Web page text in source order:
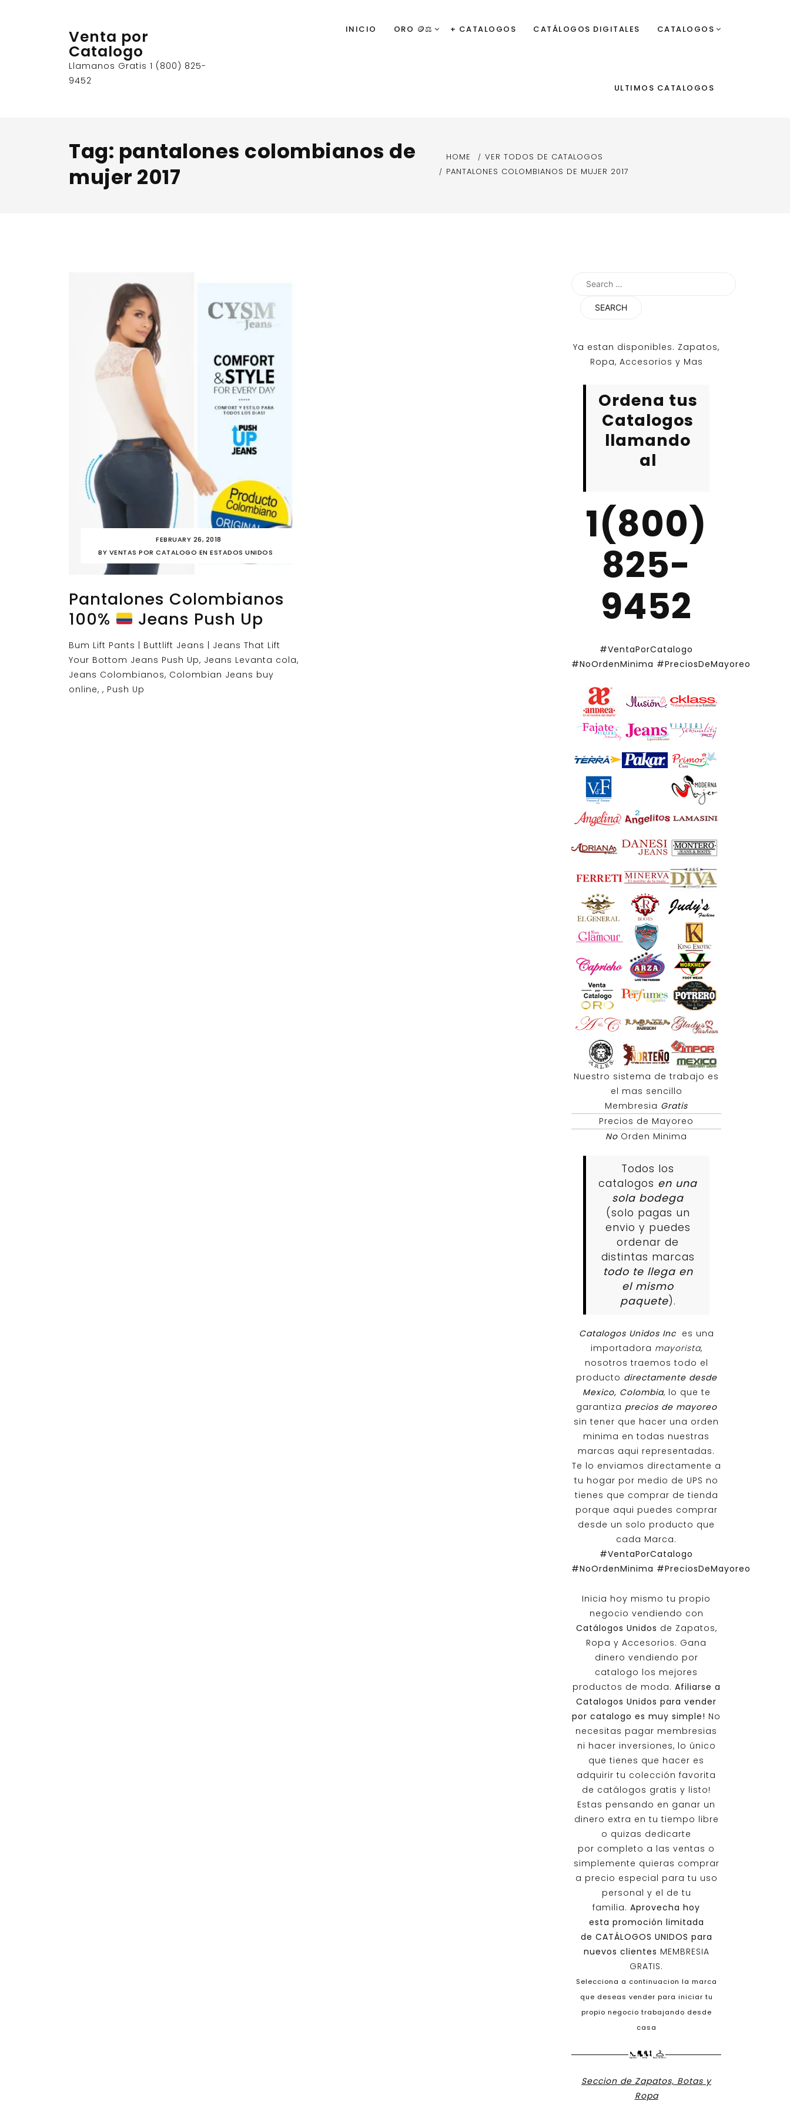
Venta por
Catalogo
Llamanos Gratis 1 (800) 825-
9452
INICIO ORO 🪙⚖️ + CATALOGOS CATÁLOGOS DIGITALES CATALOGOS
ULTIMOS CATALOGOS
Tag: pantalones colombianos de
mujer 2017
HOME
VER TODOS DE CATALOGOS
PANTALONES COLOMBIANOS DE MUJER 2017
FEBRUARY 26, 2018
BY VENTAS POR CATALOGO EN ESTADOS UNIDOS
Pantalones Colombianos
100%
Jeans Push Up
Bum Lift Pants | Buttlift Jeans | Jeans That Lift
Your Bottom Jeans Push Up, Jeans Levanta cola,
Jeans Colombianos, Colombian Jeans buy
online, , Push Up
Search
Ya estan disponibles. Zapatos,
Ropa, Accesorios y Mas
Ordena tus
Catalogos
llamando
al
1(800)
825-
9452
#VentaPorCatalogo
#NoOrdenMinima #PreciosDeMayoreo
Nuestro sistema de trabajo es
el mas sencillo
Membresia Gratis
Precios de Mayoreo
No Orden Minima
Todos los
catalogos en una
sola bodega
(solo pagas un
envio y puedes
ordenar de
distintas marcas
todo te llega en
el mismo
paquete).
Catalogos Unidos Inc es una
importadora mayorista,
nosotros traemos todo el
producto directamente desde
Mexico, Colombia, lo que te
garantiza precios de mayoreo
sin tener que hacer una orden
minima en todas nuestras
marcas aqui representadas.
Te lo enviamos directamente a
tu hogar por medio de UPS no
tienes que comprar de tienda
porque aqui puedes comprar
desde un solo producto que
cada Marca.
#VentaPorCatalogo
#NoOrdenMinima #PreciosDeMayoreo
Inicia hoy mismo tu propio
negocio vendiendo con
Catálogos Unidos de Zapatos,
Ropa y Accesorios. Gana
dinero vendiendo por
catalogo los mejores
productos de moda. Afiliarse a
Catalogos Unidos para vender
por catalogo es muy simple! No
necesitas pagar membresias
ni hacer inversiones, lo único
que tienes que hacer es
adquirir tu colección favorita
de catálogos gratis y listo!
Estas pensando en ganar un
dinero extra en tu tiempo libre
o quizas dedicarte
por completo a las ventas o
simplemente quieras comprar
a precio especial para tu uso
personal y el de tu
familia. Aprovecha hoy
esta promoción limitada
de CATÁLOGOS UNIDOS para
nuevos clientes MEMBRESIA
GRATIS.
Selecciona a continuacion la marca
que deseas vender para iniciar tu
propio negocio trabajando desde
casa
Seccion de Zapatos, Botas y
Ropa